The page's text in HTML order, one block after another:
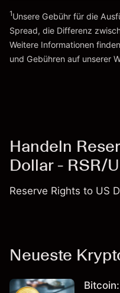
Zur Plattform
1Unsere Gebühr für die
Spread, die Differenz
Weitere Informationen
und Gebühren auf unserer
Handeln
Dollar - RSR/
Reserve Rights to US
Neueste